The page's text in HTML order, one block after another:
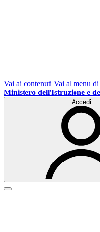
Vai ai contenuti Vai al menu
Ministero dell'Istruzione e
Accedi